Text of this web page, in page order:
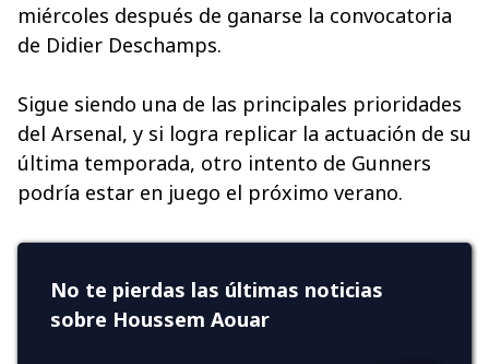
miércoles después de ganarse la convocatoria
de Didier Deschamps.
Sigue siendo una de las principales prioridades
del Arsenal, y si logra replicar la actuación de su
última temporada, otro intento de Gunners
podría estar en juego el próximo verano.
No te pierdas las últimas noticias
sobre Houssem Aouar